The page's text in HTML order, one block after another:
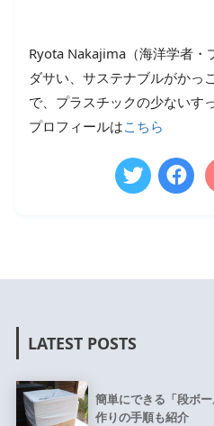
Ryota Nakajima（海洋学者・
ダサい、サステナブルがかっ
で、プラスチックの少ないす
プロフィールはこちら
LATEST POSTS
簡単にできる「段ボ
作りの手順も紹介